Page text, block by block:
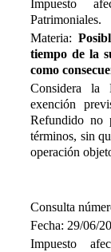
Impuesto
Patrimoniales.
Materia:
tiempo de la
como
Considera la
exención
Refundido no
términos, sin
operación
Consulta
Fecha: 29/06/
Impuesto